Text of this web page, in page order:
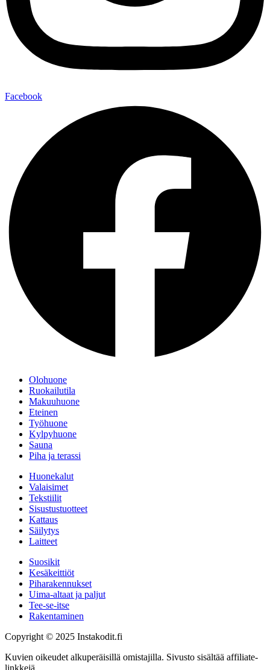
Facebook
Olohuone
Ruokailutila
Makuuhuone
Eteinen
Työhuone
Kylpyhuone
Sauna
Piha ja terassi
Huonekalut
Valaisimet
Tekstiilit
Sisustustuotteet
Kattaus
Säilytys
Laitteet
Suosikit
Kesäkeittiöt
Piharakennukset
Uima-altaat ja paljut
Tee-se-itse
Rakentaminen
Copyright © 2025 Instakodit.fi
Kuvien oikeudet alkuperäisillä omistajilla. Sivusto sisältää affiliate-